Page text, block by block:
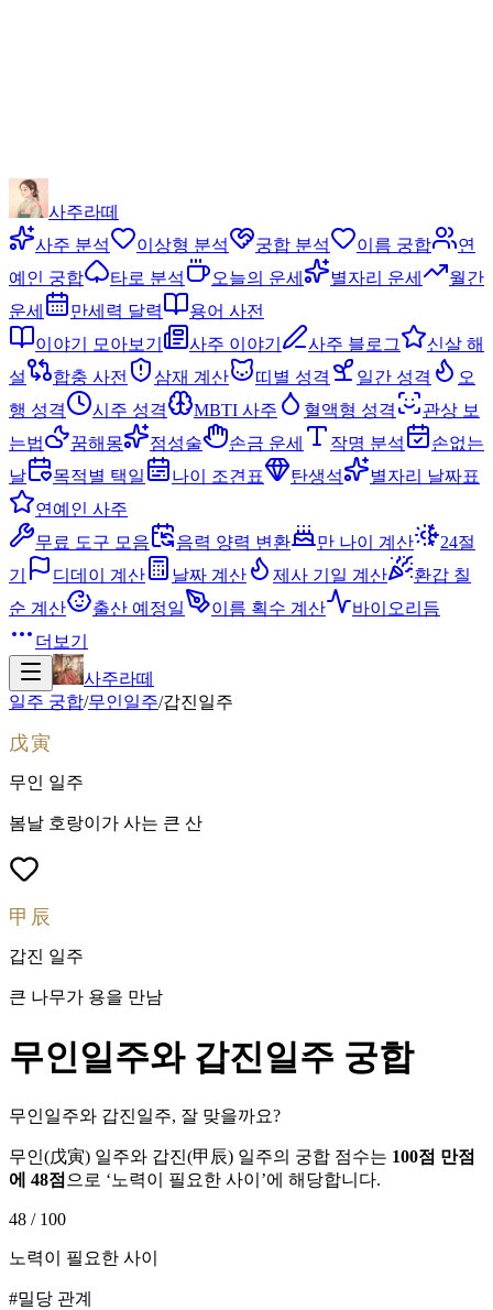
사주라떼
사주 분석
이상형 분석 궁합 분석 이름 궁합
연
예인 궁합
타로 분석 오늘의 운세 별자리 운세
월간
운세
만세력 달력
용어 사전
이야기 모아보기
사주 이야기 사주 블로그
신살 해
설
합충 사전 삼재 계산 띠별 성격 일간 성격
오
행 성격
시주 성격 MBTI 사주 혈액형 성격
관상 보
는법
꿈해몽 점성술 손금 운세 작명 분석
손없는
날
목적별 택일 나이 조견표 탄생석
별자리 날짜표
연예인 사주
무료 도구 모음
음력 양력 변환 만 나이 계산
24절
기
디데이 계산 날짜 계산 제사 기일 계산
환갑 칠
순 계산
출산 예정일 이름 획수 계산
바이오리듬
더보기
사주라떼
일주 궁합/무인일주/갑진일주
戊寅
무인 일주
봄날 호랑이가 사는 큰 산
甲辰
갑진 일주
큰 나무가 용을 만남
무인일주와 갑진일주 궁합
무인일주와 갑진일주, 잘 맞을까요?
무인(戊寅) 일주와 갑진(甲辰) 일주의 궁합 점수는 100점 만점
에 48점 으로 ‘노력이 필요한 사이 ’에 해당합니다.
48 / 100
노력이 필요한 사이
#밀당 관계